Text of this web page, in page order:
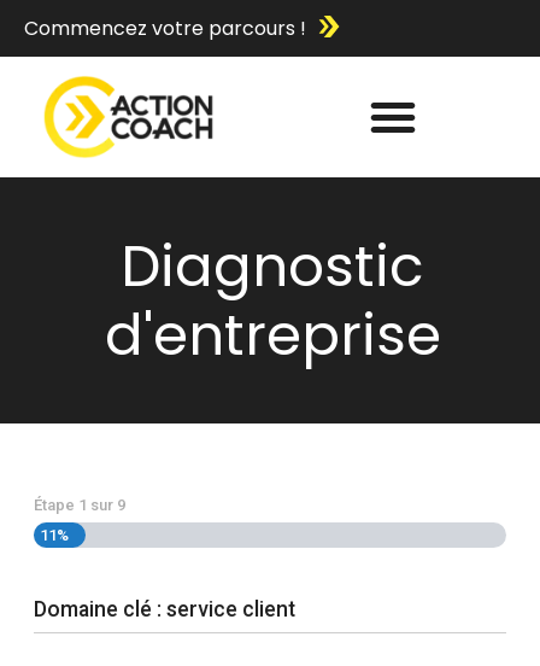
Commencez votre parcours !
Diagnostic
d'entreprise
Étape 1 sur 9
11%
Domaine clé : service client